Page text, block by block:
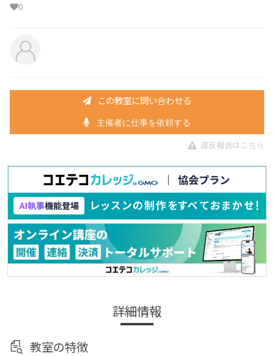
0
この教室に問い合わせる
主催者に仕事を依頼する
違反報告はこちら
詳細情報
教室の特徴